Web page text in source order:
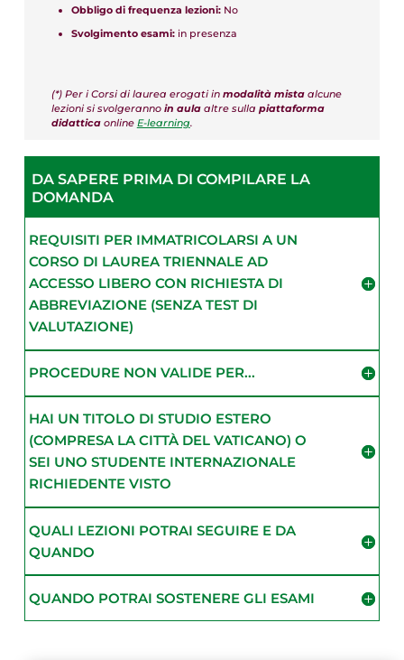
Obbligo di frequenza lezioni:No
Svolgimento esami:in presenza
(*) Per i Corsi di laurea erogati inmodalità mistaalcune
lezioni si svolgeranno in aulaaltre sulla piattaforma
didatticaonline E-learning.
DA SAPERE PRIMA DI COMPILARE LA
DOMANDA
REQUISITI PER IMMATRICOLARSI A UN
CORSO DI LAUREA TRIENNALE AD
ACCESSO LIBERO CON RICHIESTA DI
ABBREVIAZIONE (SENZA TEST DI
VALUTAZIONE)
PROCEDURE NON VALIDE PER...
HAI UN TITOLO DI STUDIO ESTERO
(COMPRESA LA CITTÀ DEL VATICANO) O
SEI UNO STUDENTE INTERNAZIONALE
RICHIEDENTE VISTO
QUALI LEZIONI POTRAI SEGUIRE E DA
QUANDO
QUANDO POTRAI SOSTENERE GLI ESAMI